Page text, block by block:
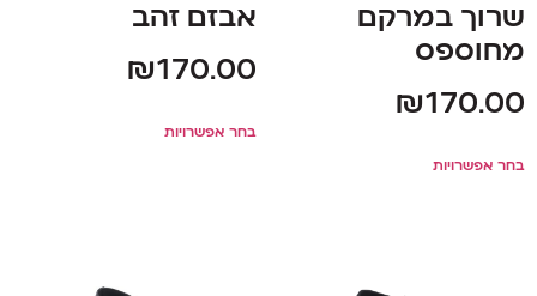
שרוך במרקם
מחוספס
₪170.00
בחר אפשרויות
אבזם זהב
₪170.00
בחר אפשרויות